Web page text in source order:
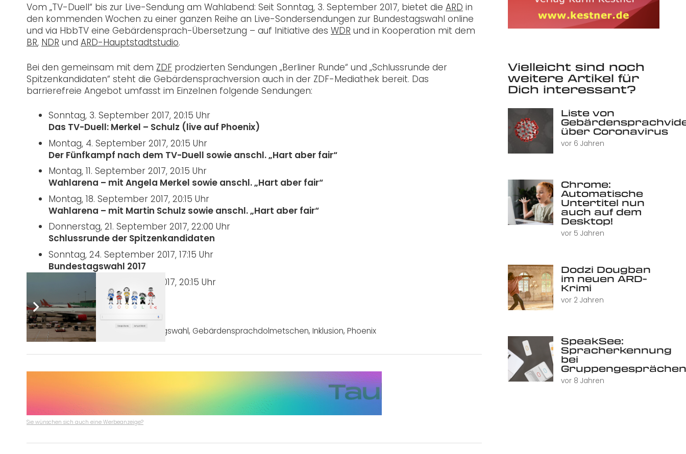
Vom „TV-Duell“ bis zur Live-Sendung am Wahlabend: Seit Sonntag, 3. September 2017, bietet die ARD in
den kommenden Wochen zu einer ganzen Reihe an Live-Sondersendungen zur Bundestagswahl online
und via HbbTV eine Gebärdensprach-Übersetzung – auf Initiative des WDR und in Kooperation mit dem
BR, NDR und ARD-Hauptstadtstudio.
Bei den gemeinsam mit dem ZDF prodzierten Sendungen „Berliner Runde“ und „Schlussrunde der
Spitzenkandidaten“ steht die Gebärdensprachversion auch in der ZDF-Mediathek bereit. Das
barrierefreie Angebot umfasst im Einzelnen folgende Sendungen:
Sonntag, 3. September 2017, 20:15 Uhr
Das TV-Duell: Merkel – Schulz (live auf Phoenix)
Montag, 4. September 2017, 20:15 Uhr
Der Fünfkampf nach dem TV-Duell sowie anschl. „Hart aber fair“
Montag, 11. September 2017, 20:15 Uhr
Wahlarena – mit Angela Merkel sowie anschl. „Hart aber fair“
Montag, 18. September 2017, 20:15 Uhr
Wahlarena – mit Martin Schulz sowie anschl. „Hart aber fair“
Donnerstag, 21. September 2017, 22:00 Uhr
Schlussrunde der Spitzenkandidaten
Sonntag, 24. September 2017, 17:15 Uhr
Bundestagswahl 2017
Sonntag, 24. September 2017, 20:15 Uhr
Berliner Runde
Post Views: 1.607
Tags:ARD,Barrierefreiheit,Bundestagswahl, Gebärdensprachdolmetschen, Inklusion, Phoenix
Sie wünschen sich auch eine Werbeanzeige?
Vielleicht sind noch
weitere Artikel für
Dich interessant?
Liste von
über Coronavirus
vor 6 Jahren
Chrome:
Automatische
Untertitel nun
auch auf dem
Desktop!
vor 5 Jahren
Dodzi Dougban
im neuen ARD-
Krimi
vor 2 Jahren
SpeakSee:
Spracherkennung
bei
Gruppengesprächen
vor 8 Jahren